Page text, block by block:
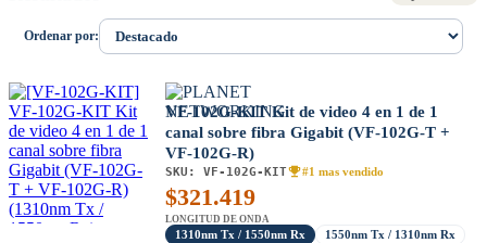
Ordenar por:
VF-102G-KIT Kit de video 4 en 1 de 1
canal sobre fibra Gigabit (VF-102G-T +
VF-102G-R)
SKU: VF-102G-KIT #1 mas vendido
$321.419
LONGITUD DE ONDA
1310nm Tx / 1550nm Rx 1550nm Tx / 1310nm Rx